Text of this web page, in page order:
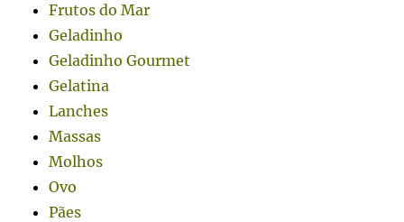
Frutos do Mar
Geladinho
Geladinho Gourmet
Gelatina
Lanches
Massas
Molhos
Ovo
Pães